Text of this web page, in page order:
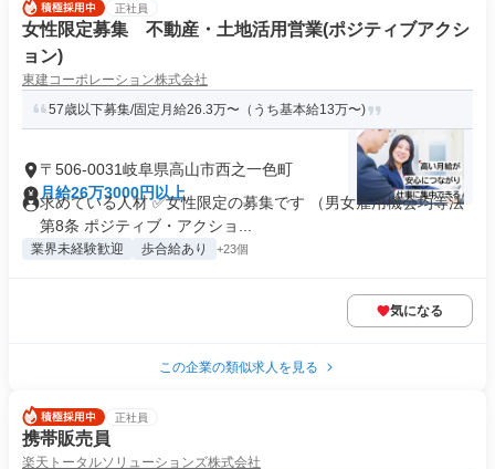
正社員
女性限定募集 不動産・土地活用営業(ポジティブアクシ
ョン)
東建コーポレーション株式会社
57歳以下募集/固定月給26.3万〜（うち基本給13万〜)
〒506-0031岐阜県高山市西之一色町
月給26万3000円以上
求めている人材 ✅女性限定の募集です （男女雇用機会均等法
第8条 ポジティブ・アクショ...
業界未経験歓迎 歩合給あり +23個
気になる
この企業の類似求人を見る
正社員
携帯販売員
楽天トータルソリューションズ株式会社